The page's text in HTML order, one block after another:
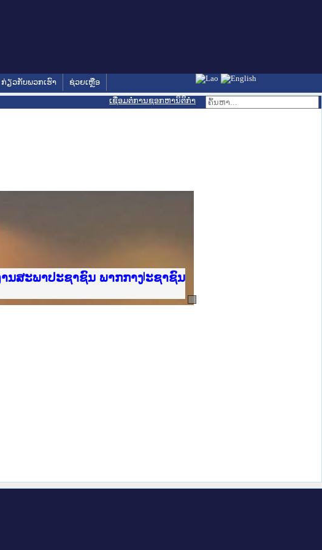
ກ່ຽວກັບພວກເຮົາ
ຊ່ວຍເຫຼືອ
ເຊື່ອມຕໍ່ການຊອກຫານິຕິກຳ
ທີ່ ສະຖາບັນຍຸຕິທຳແຫ່ງຊາດ
ນສະພາປະຊາຊົນ ພາກເໜືອ
ລັດຖະການ
ບ ພາກກາງ
ບ ພາກໃຕ້
ທີ່ ວິທະຍາຄານຕຳຫຼວດປະຊາຊົນ
ທີ່ ວິທະຍາຄານສັນຕິບານປະຊາຊົນ
ແຂວງພາກເໜືອ
ນສະພາປະຊາຊົນ ພາກກາງ